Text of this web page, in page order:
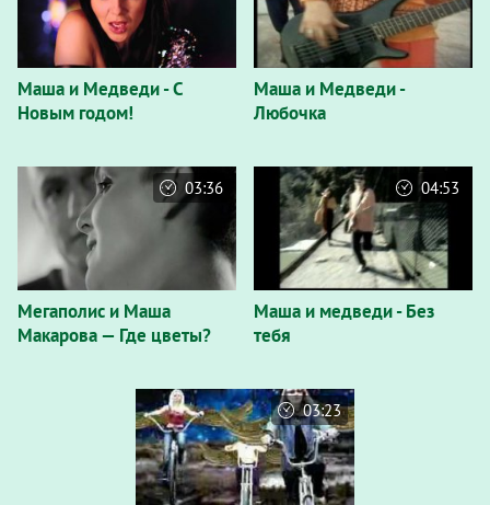
Маша и Медведи - С
Новым годом!
Маша и Медведи -
Любочка
Мегаполис и Маша
Макарова — Где цветы?
03:36
Маша и медведи - Без
тебя
04:53
03:23